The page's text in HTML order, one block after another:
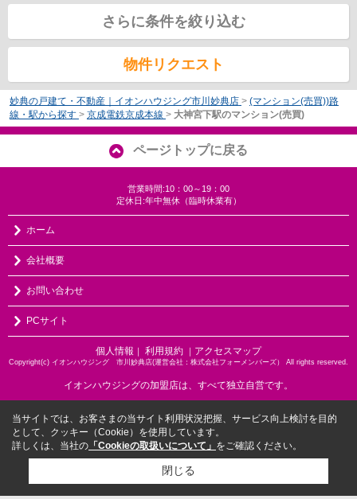
さらに条件を絞り込む
物件リクエスト
妙典の戸建て・不動産｜イオンハウジング市川妙典店 > (マンション(売買))路
線・駅から探す > 京成電鉄京成本線 > 大神宮下駅のマンション(売買)
ページトップに戻る
営業時間:10：00～19：00
定休日:年中無休（臨時休業有）
ホーム
会社概要
お問い合わせ
PCサイト
個人情報 ｜ 利用規約 ｜ アクセスマップ
Copyright(c) イオンハウジング 市川妙典店(運営会社：株式会社フォーメンバーズ） All rights reserved.
イオンハウジングの加盟店は、すべて独立自営です。
当サイトでは、お客さまの当サイト利用状況把握、サービス向上検討を目的
として、クッキー（Cookie）を使用しています。
詳しくは、当社の 「Cookieの取扱いについて」 をご確認ください。
閉じる